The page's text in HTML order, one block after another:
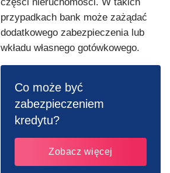
przypadkach bank może zażądać
dodatkowego zabezpieczenia lub
wkładu własnego gotówkowego.
Co może być
zabezpieczeniem
kredytu?
Zobacz więcej